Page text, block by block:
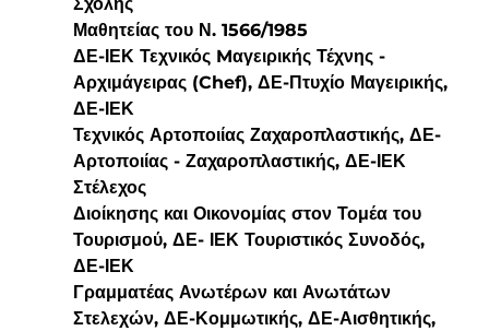
Μαθητείας του Ν. 1566/1985
ΔΕ-ΙΕΚ Τεχνικός Mαγειρικής Τέχνης -
Αρχιμάγειρας (Chef), ΔΕ-Πτυχίο Μαγειρικής,
ΔΕ-ΙΕΚ
Τεχνικός Αρτοποιίας Ζαχαροπλαστικής, ΔΕ-
Αρτοποιίας - Ζαχαροπλαστικής, ΔΕ-ΙΕΚ
Στέλεχος
Διοίκησης και Οικονομίας στον Τομέα του
Τουρισμού, ΔΕ- ΙΕΚ Τουριστικός Συνοδός,
ΔΕ-ΙΕΚ
Γραμματέας Ανωτέρων και Ανωτάτων
Στελεχών, ΔΕ-Κομμωτικής, ΔΕ-Αισθητικής,